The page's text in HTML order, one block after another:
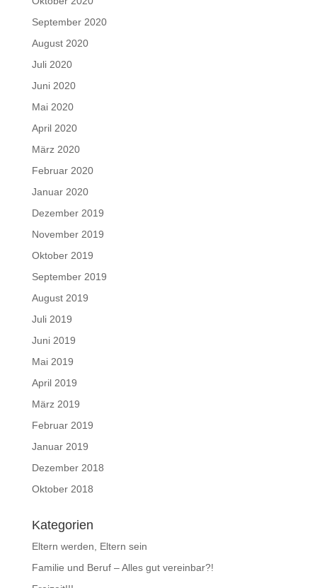
September 2020
August 2020
Juli 2020
Juni 2020
Mai 2020
April 2020
März 2020
Februar 2020
Januar 2020
Dezember 2019
November 2019
Oktober 2019
September 2019
August 2019
Juli 2019
Juni 2019
Mai 2019
April 2019
März 2019
Februar 2019
Januar 2019
Dezember 2018
Oktober 2018
Kategorien
Eltern werden, Eltern sein
Familie und Beruf – Alles gut vereinbar?!